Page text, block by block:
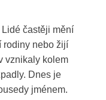
častěji mění
rodiny nebo žijí
vznikaly kolem
Dnes je
jménem.